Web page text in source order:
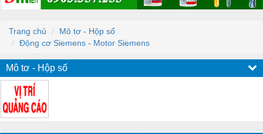
Trang chủ
Mô tơ - Hộp số
Động cơ Siemens - Motor Siemens
Mô tơ - Hộp số